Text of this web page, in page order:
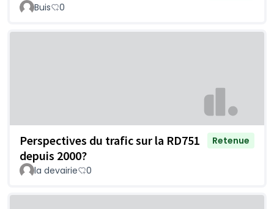
Buis
0
Perspectives du trafic sur la RD751
depuis 2000?
Retenue
la devairie 0